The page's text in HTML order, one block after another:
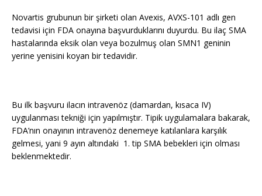
Novartis grubunun bir şirketi olan Avexis, AVXS-101 adlı gen
tedavisi için FDA onayına başvurduklarını duyurdu. Bu ilaç SMA
hastalarında eksik olan veya bozulmuş olan SMN1 geninin
yerine yenisini koyan bir tedavidir.
Bu ilk başvuru ilacın intravenöz (damardan, kısaca IV)
uygulanması tekniği için yapılmıştır. Tipik uygulamalara bakarak,
FDA’nın onayının intravenöz denemeye katılanlara karşılık
gelmesi, yani 9 ayın altındaki 1. tip SMA bebekleri için olması
beklenmektedir.